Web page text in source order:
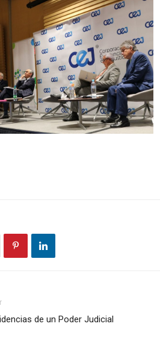
de un Poder Judicial